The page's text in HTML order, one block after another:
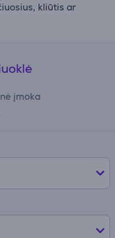
kliūtis ar
įmoka